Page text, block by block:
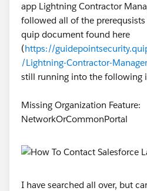
app Lightning Contractor
followed all of the
quip document found here
(https://
/Lightning-Contractor-
still running into the following
Missing Organization Feature:
NetworkOrCommonPortal
I have searched all over, but